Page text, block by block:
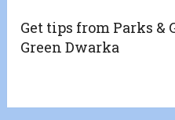
Get tips from Parks &
Green Dwarka